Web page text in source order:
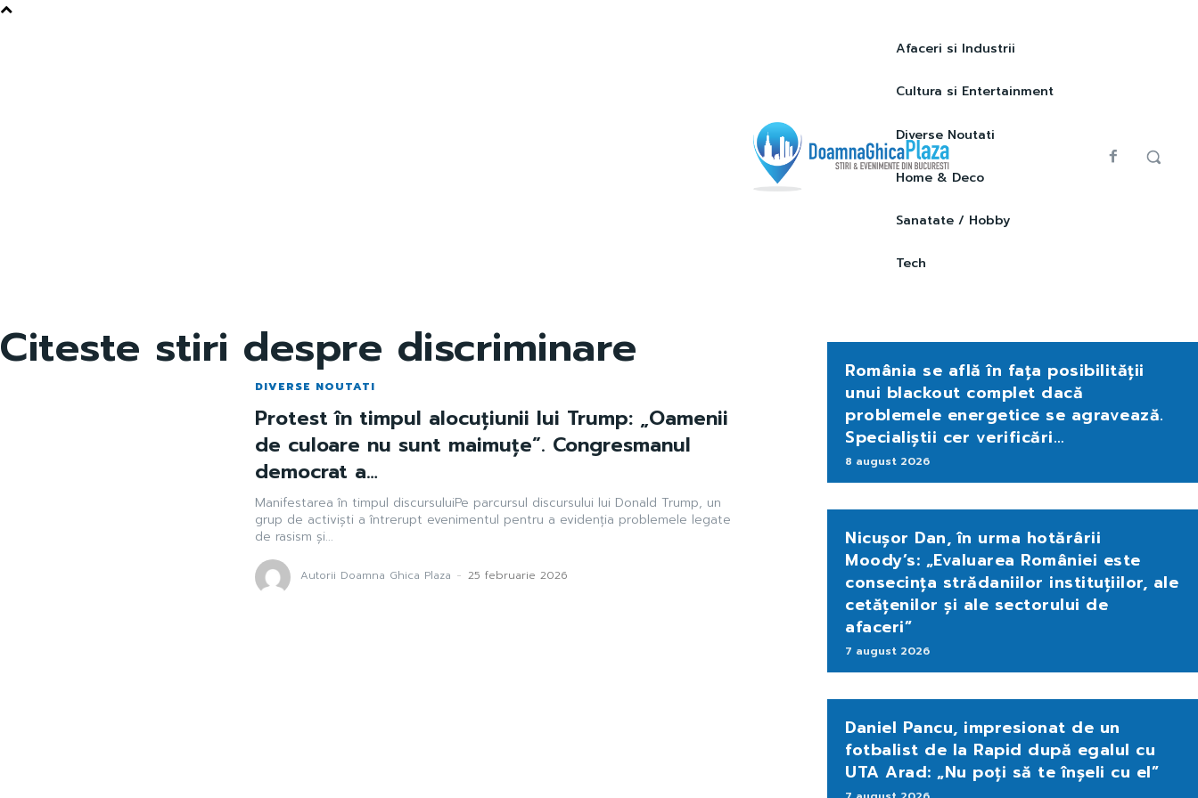
Afaceri si Industrii
Cultura si Entertainment
Diverse Noutati
Home & Deco
Sanatate / Hobby
Tech
Citeste stiri despre discriminare
DIVERSE NOUTATI
Protest în timpul alocuțiunii lui Trump: „Oamenii
de culoare nu sunt maimuțe”. Congresmanul
democrat a…
Manifestarea în timpul discursuluiPe parcursul discursului lui Donald Trump, un
grup de activiști a întrerupt evenimentul pentru a evidenția problemele legate
de rasism și...
Autorii Doamna Ghica Plaza - 25 februarie 2026
România se află în fața posibilității
unui blackout complet dacă
problemele energetice se agravează.
Specialiștii cer verificări…
8 august 2026
Nicușor Dan, în urma hotărârii
Moody’s: „Evaluarea României este
consecința strădaniilor instituțiilor, ale
cetățenilor și ale sectorului de
afaceri”
7 august 2026
Daniel Pancu, impresionat de un
fotbalist de la Rapid după egalul cu
UTA Arad: „Nu poți să te înșeli cu el”